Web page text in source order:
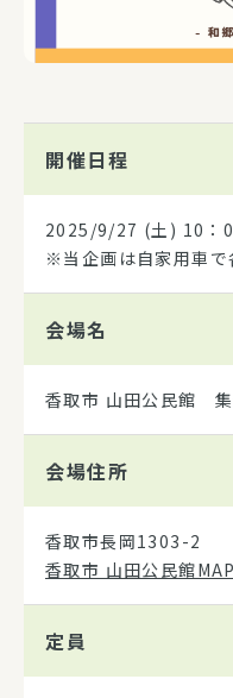
開催日程
2025/9/27 (土) 10：
※当企画は自家用車で
会場名
香取市 山田公民館
会場住所
香取市長岡1303-2
香取市 山田公民館MAP
定員